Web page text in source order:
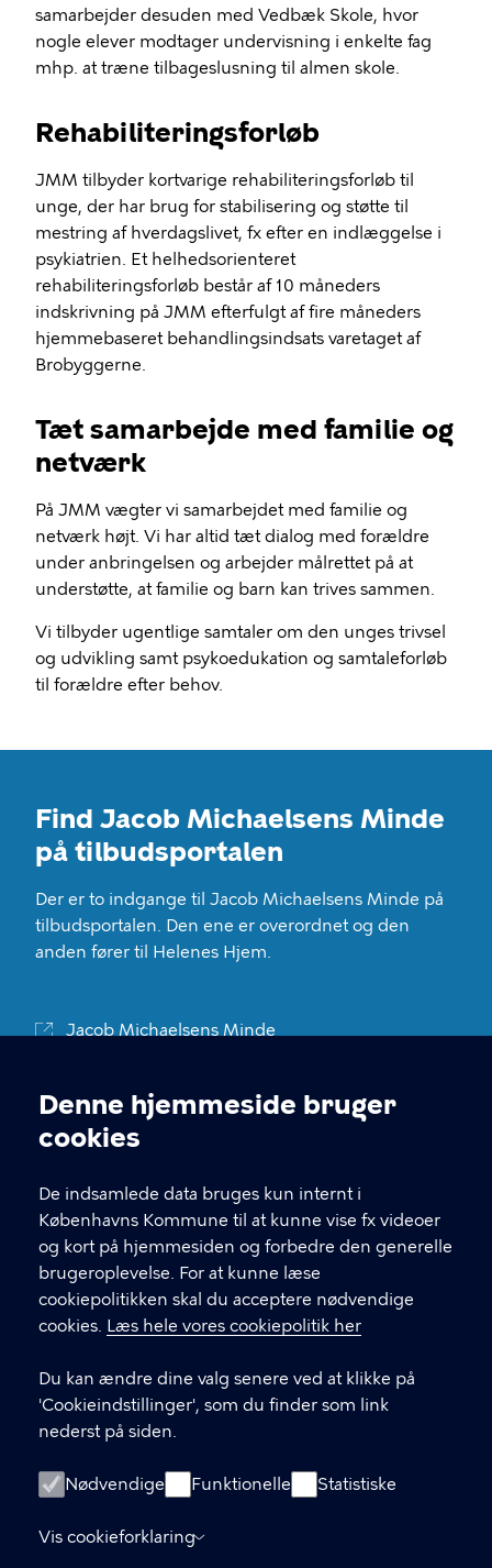
Cookieindstillinger
Denne hjemmeside bruger
cookies
De indsamlede data bruges kun internt i
Københavns Kommune til at kunne vise fx videoer
og kort på hjemmesiden og forbedre den generelle
brugeroplevelse. For at kunne læse
cookiepolitikken skal du acceptere nødvendige
cookies. Læs hele vores cookiepolitik her
Du kan ændre dine valg senere ved at klikke på
'Cookieindstillinger', som du finder som link
nederst på siden.
Nødvendige Funktionelle Statistiske
Vis cookieforklaring
samarbejder desuden med Vedbæk Skole, hvor
nogle elever modtager undervisning i enkelte fag
mhp. at træne tilbageslusning til almen skole.
Rehabiliteringsforløb
JMM tilbyder kortvarige rehabiliteringsforløb til
unge, der har brug for stabilisering og støtte til
mestring af hverdagslivet, fx efter en indlæggelse i
psykiatrien. Et helhedsorienteret
rehabiliteringsforløb består af 10 måneders
indskrivning på JMM efterfulgt af fire måneders
hjemmebaseret behandlingsindsats varetaget af
Brobyggerne.
Tæt samarbejde med familie og
netværk
På JMM vægter vi samarbejdet med familie og
netværk højt. Vi har altid tæt dialog med forældre
under anbringelsen og arbejder målrettet på at
understøtte, at familie og barn kan trives sammen.
Vi tilbyder ugentlige samtaler om den unges trivsel
og udvikling samt psykoedukation og samtaleforløb
til forældre efter behov.
Find Jacob Michaelsens Minde
på tilbudsportalen
Der er to indgange til Jacob Michaelsens Minde på
tilbudsportalen. Den ene er overordnet og den
anden fører til Helenes Hjem.
Jacob Michaelsens Minde
Center for Børn og Unge
KONTAKT
CVR-nummer: 64942212 EAN nr.: